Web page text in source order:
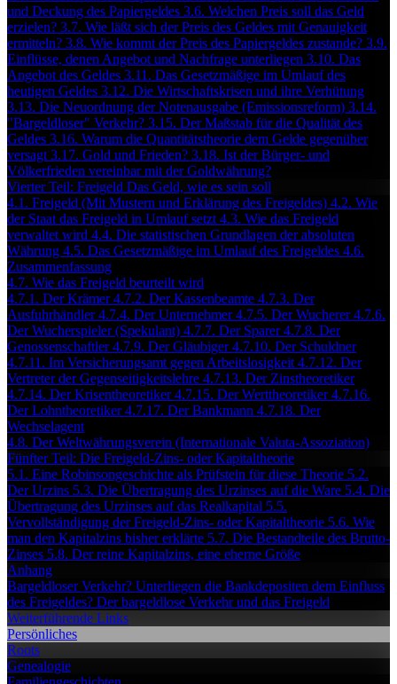
und Deckung des Papiergeldes 3.6. Welchen Preis soll das Geld
erzielen? 3.7. Wie läßt sich der Preis des Geldes mit Genauigkeit
ermitteln? 3.8. Wie kommt der Preis des Papiergeldes zustande? 3.9.
Einflüsse, denen Angebot und Nachfrage unterliegen 3.10. Das
Angebot des Geldes 3.11. Das Gesetzmäßige im Umlauf des
heutigen Geldes 3.12. Die Wirtschaftskrisen und ihre Verhütung
3.13. Die Neuordnung der Notenausgabe (Emissionsreform) 3.14.
"Bargeldloser" Verkehr? 3.15. Der Maßstab für die Qualität des
Geldes 3.16. Warum die Quantitätstheorie dem Gelde gegenüber
versagt 3.17. Gold und Frieden? 3.18. Ist der Bürger- und
Völkerfrieden vereinbar mit der Goldwährung?
Vierter Teil: Freigeld Das Geld, wie es sein soll
4.1. Freigeld (Mit Mustern und Erklärung des Freigeldes) 4.2. Wie
der Staat das Freigeld in Umlauf setzt 4.3. Wie das Freigeld
verwaltet wird 4.4. Die statistischen Grundlagen der absoluten
Währung 4.5. Das Gesetzmäßige im Umlauf des Freigeldes 4.6.
Zusammenfassung
4.7. Wie das Freigeld beurteilt wird
4.7.1. Der Krämer4.7.2. Der Kassenbeamte 4.7.3. Der
Ausfuhrhändler4.7.4. Der Unternehmer4.7.5. Der Wucherer4.7.6.
Der Wucherspieler (Spekulant) 4.7.7. Der Sparer4.7.8. Der
Genossenschaftler4.7.9. Der Gläubiger4.7.10. Der Schuldner
4.7.11. Im Versicherungsamt gegen Arbeitslosigkeit 4.7.12. Der
Vertreter der Gegenseitigkeitslehre 4.7.13. Der Zinstheoretiker
4.7.14. Der Krisentheoretiker4.7.15. Der Werttheoretiker4.7.16.
Der Lohntheoretiker4.7.17. Der Bankmann 4.7.18. Der
Wechselagent
4.8. Der Weltwährungsverein (Internationale Valuta-Assoziation)
Fünfter Teil: Die Freigeld-Zins- oder Kapitaltheorie
5.1. Eine Robinsongeschichte als Prüfstein für diese Theorie 5.2.
Der Urzins 5.3. Die Übertragung des Urzinses auf die Ware 5.4. Die
Übertragung des Urzinses auf das Realkapital 5.5.
Vervollständigung der Freigeld-Zins- oder Kapitaltheorie 5.6. Wie
man den Kapitalzins bisher erklärte 5.7. Die Bestandteile des Brutto-
Zinses 5.8. Der reine Kapitalzins, eine eherne Größe
Anhang
Bargeldloser Verkehr? Unterliegen die Bankdepositen dem Einfluss
des Freigeldes? Der bargeldlose Verkehr und das Freigeld
Weiterführende Links
Persönliches
Roots
Genealogie